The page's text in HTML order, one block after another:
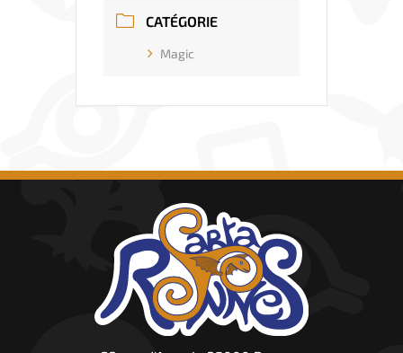
CATÉGORIE
Magic